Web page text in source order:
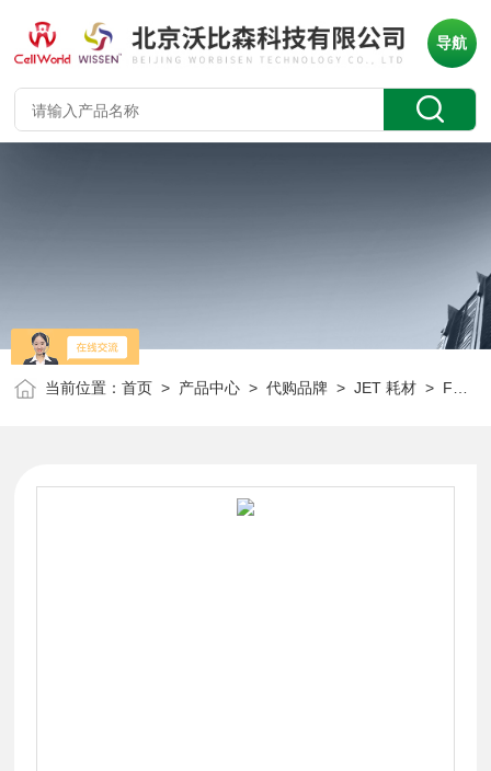
导航
当前位置：首页 > 产品中心 >代购品牌 >JET 耗材 > FCF000002JET 50ml管式过滤器上杯